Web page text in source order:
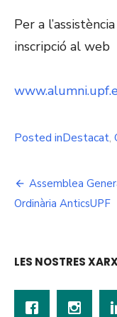
Per a
inscripció al web
Posted inDestacat,
d'entrades
Assemblea
Ordinària AnticsUPF
LES NOSTRES